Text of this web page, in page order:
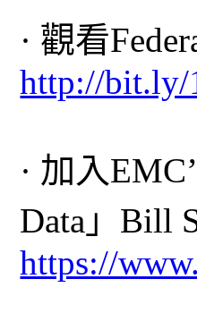
· 觀看
http://bit.ly/
· 加入
Data」Bill
https://